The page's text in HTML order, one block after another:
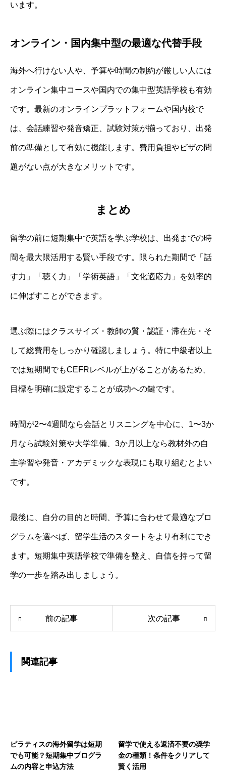
います。
オンライン・国内集中型の最適な代替手段
海外へ行けない人や、予算や時間の制約が厳しい人には
オンライン集中コースや国内での集中型英語学校も有効
です。最新のオンラインプラットフォームや国内校で
は、会話練習や発音矯正、試験対策が揃っており、出発
前の準備として有効に機能します。費用負担やビザの問
題がない点が大きなメリットです。
まとめ
留学の前に短期集中で英語を学ぶ学校は、出発までの時
間を最大限活用する賢い手段です。限られた期間で「話
す力」「聴く力」「学術英語」「文化適応力」を効率的
に伸ばすことができます。
選ぶ際にはクラスサイズ・教師の質・認証・滞在先・そ
して総費用をしっかり確認しましょう。特に中級者以上
では短期間でもCEFRレベルが上がることがあるため、
目標を明確に設定することが成功への鍵です。
時間が2〜4週間なら会話とリスニングを中心に、1〜3か
月なら試験対策や大学準備、3か月以上なら教材外の自
主学習や発音・アカデミックな表現にも取り組むとよい
です。
最後に、自分の目的と時間、予算に合わせて最適なプロ
グラムを選べば、留学生活のスタートをより有利にでき
ます。短期集中英語学校で準備を整え、自信を持って留
学の一歩を踏み出しましょう。
前の記事 次の記事
関連記事
ピラティスの海外留学は短期
でも可能？短期集中プログラ
ムの内容と申込方法
留学で使える返済不要の奨学
金の種類！条件をクリアして
賢く活用